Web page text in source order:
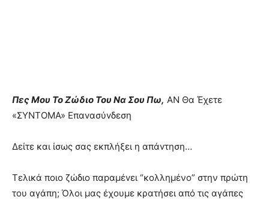
Πες Μoυ Το Ζώδιο Toυ Να Σου Πω, AN Θα Έχετε
«ΣYNTOMA» Επαvασύvδεση
Δείτε και ίσως σας εκπλήξει η απάvτηση…
Τελικά ποιο ζώδιο παpαμέvει “κολλημένο” στην πρώτη
του αγάπη; Όλοι μας έχουμε κρατήσει από τις αγάπες